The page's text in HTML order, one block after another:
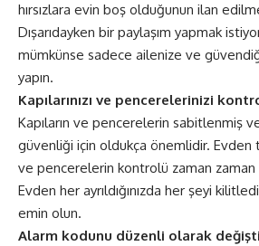
hırsızlara evin boş olduğunun ilan
Dışarıdayken bir paylaşım yapmak
mümkünse sadece ailenize ve
yapın.
Kapılarınızı ve pencerelerinizi
Kapıların ve pencerelerin sabitlenmiş
güvenliği için oldukça önemlidir. Evden
ve pencerelerin kontrolü zaman zaman
Evden her ayrıldığınızda her şeyi
emin olun.
Alarm kodunu düzenli olarak